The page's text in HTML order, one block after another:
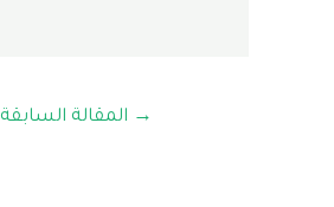
→ المقالة السابقة